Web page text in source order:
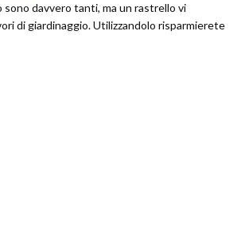
sono davvero tanti, ma un rastrello vi
di giardinaggio. Utilizzandolo risparmierete